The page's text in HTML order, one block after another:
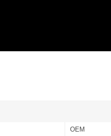
OEM